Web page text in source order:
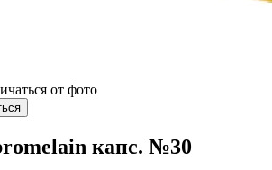
от фото
капс. №30